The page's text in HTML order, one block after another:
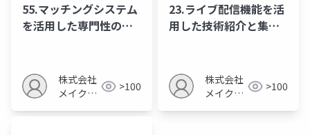
55.マッチングシステム
を活用した専門性の見
株式会社
メイクア
>100
23.ライブ配信機能を活
用した技術紹介と集客
株式会社
メイクア
>100